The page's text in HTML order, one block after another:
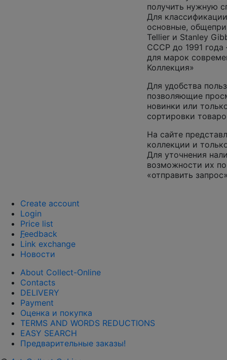
получить нужную
Для
основные,
Tellier и Stanley
СССР до 1991
для марок
Коллекция»
Для удобства
позволяющие
новинки или
сортировки
На сайте
коллекции и
Для уточнения
возможности их
«отправить
Create account
Login
Price list
Feedback
Link exchange
Новости
About Collect-Online
Contacts
DELIVERY
Payment
Оценка и покупка
TERMS AND WORDS REDUCTIONS
EASY SEARCH
Предварительные заказы!